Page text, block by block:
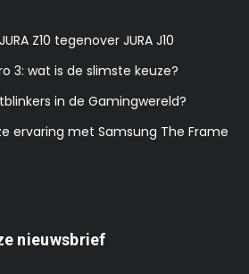
Z10 tegenover JURA J10
3: wat is de slimste keuze?
in de Gamingwereld?
ervaring met Samsung The Frame
nieuwsbrief